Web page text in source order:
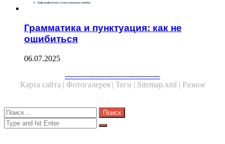
Грамматика и пунктуация: как не
ошибиться
06.07.2025
--------------------------------------
Карта сайта | Фотогалерея | Теги | Sitemap.xml | Разное
Close
Найти:
Close
Search